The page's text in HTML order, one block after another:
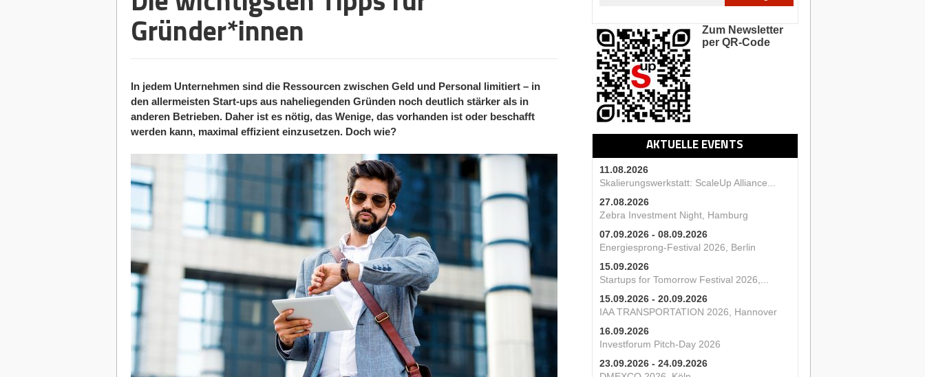
Zum Newsletter
per QR-Code
AKTUELLE EVENTS
11.08.2026
Skalierungswerkstatt: ScaleUp Alliance...
27.08.2026
Zebra Investment Night, Hamburg
07.09.2026 - 08.09.2026
Energiesprong-Festival 2026, Berlin
15.09.2026
Startups for Tomorrow Festival 2026,...
15.09.2026 - 20.09.2026
IAA TRANSPORTATION 2026, Hannover
16.09.2026
Investforum Pitch-Day 2026
23.09.2026 - 24.09.2026
Gründer*innen
In jedem Unternehmen sind die Ressourcen zwischen Geld und Personal limitiert – in
den allermeisten Start-ups aus naheliegenden Gründen noch deutlich stärker als in
anderen Betrieben. Daher ist es nötig, das Wenige, das vorhanden ist oder beschafft
werden kann, maximal effizient einzusetzen. Doch wie?